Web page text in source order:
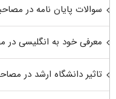
سوالات پایان نامه در
معرفی خود به انگلیسی در
تاثیر دانشگاه ارشد در